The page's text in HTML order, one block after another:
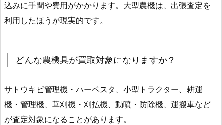
込みに手間や費用がかかります。大型農機は、出張査定を
利用したほうが現実的です。
どんな農機具が買取対象になりますか？
サトウキビ管理機・ハーベスタ、小型トラクター、耕運
機・管理機、草刈機・刈払機、動噴・防除機、運搬車など
が査定対象になることがあります。